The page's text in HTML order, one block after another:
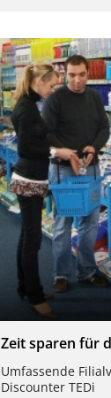
Zeit sparen für
Umfassende
Discounter TEDi